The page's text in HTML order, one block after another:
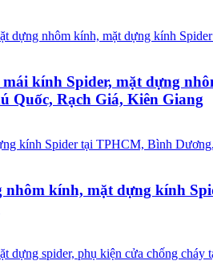
kính Spider, mặt dựng
Quốc, Rạch Giá, Kiên Giang
kính, mặt dựng kính